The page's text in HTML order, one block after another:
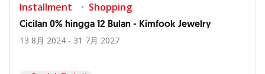
Installment Shopping
Cicilan 0% hingga 12 Bulan - Kimfook Jewelry
13 8月 2024 - 31 7月 2027